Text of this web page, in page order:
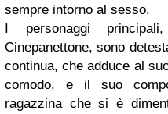
sempre intorno al sesso.
I personaggi
Cinepanettone, sono
continua, che adduce al
comodo, e il suo
ragazzina che si è